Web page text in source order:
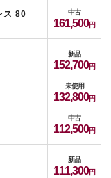
ス 80
中古
161,500
新品
152,700
未使用
132,800
中古
112,500
新品
111,300